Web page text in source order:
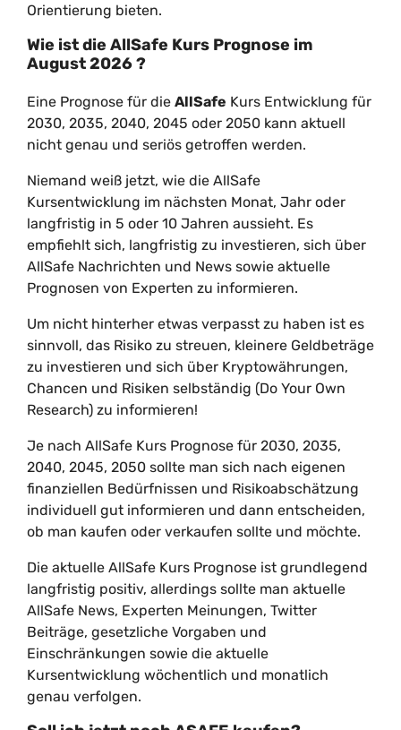
Orientierung bieten.
Wie ist die AllSafe Kurs Prognose im
August2026?
Eine Prognose für die AllSafe Kurs Entwicklung für
2030, 2035, 2040, 2045 oder 2050 kann aktuell
nicht genau und seriös getroffen werden.
Niemand weiß jetzt, wie die AllSafe
Kursentwicklung im nächsten Monat, Jahr oder
langfristig in 5 oder 10 Jahren aussieht. Es
empfiehlt sich, langfristig zu investieren, sich über
AllSafe Nachrichten und News sowie aktuelle
Prognosen von Experten zu informieren.
Um nicht hinterher etwas verpasst zu haben ist es
sinnvoll, das Risiko zu streuen, kleinere Geldbeträge
zu investieren und sich über Kryptowährungen,
Chancen und Risiken selbständig (Do Your Own
Research) zu informieren!
Je nach AllSafe Kurs Prognose für 2030, 2035,
2040, 2045, 2050 sollte man sich nach eigenen
finanziellen Bedürfnissen und Risikoabschätzung
individuell gut informieren und dann entscheiden,
ob man kaufen oder verkaufen sollte und möchte.
Die aktuelle AllSafe Kurs Prognose ist grundlegend
langfristig positiv, allerdings sollte man aktuelle
AllSafe News, Experten Meinungen, Twitter
Beiträge, gesetzliche Vorgaben und
Einschränkungen sowie die aktuelle
Kursentwicklung wöchentlich und monatlich
genau verfolgen.